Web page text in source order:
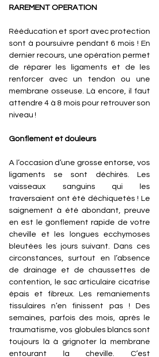
RAREMENT OPERATION
Rééducation et sport avec protection
sont à poursuivre pendant 6 mois ! En
dernier recours, une opération permet
de réparer les ligaments et de les
renforcer avec un tendon ou une
membrane osseuse. Là encore, il faut
attendre 4 à 8 mois pour retrouver son
niveau !
Gonflement et douleurs
A l’occasion d’une grosse entorse, vos
ligaments se sont déchirés. Les
vaisseaux sanguins qui les
traversaient ont été déchiquetés ! Le
saignement à été abondant, preuve
en est le gonflement rapide de votre
cheville et les longues ecchymoses
bleutées les jours suivant. Dans ces
circonstances, surtout en l’absence
de drainage et de chaussettes de
contention, le sac articulaire cicatrise
épais et fibreux. Les remaniements
tissulaires n’en finissent pas ! Des
semaines, parfois des mois, après le
traumatisme, vos globules blancs sont
toujours là à grignoter la membrane
entourant la cheville. C’est